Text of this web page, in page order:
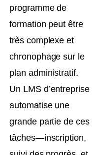
programme de
formation peut être
très complexe et
chronophage sur le
plan administratif.
Un LMS d’entreprise
automatise une
grande partie de ces
tâches—inscription,